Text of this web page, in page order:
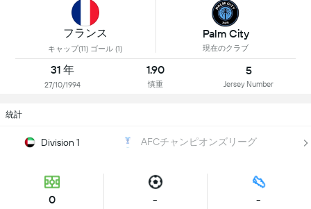
フランス
キャップ(11) ゴール (1)
Palm City
現在のクラブ
31 年
27/10/1994
1.90
慎重
5
Jersey Number
統計
Division 1 AFCチャンピオンズリーグ
0 - -